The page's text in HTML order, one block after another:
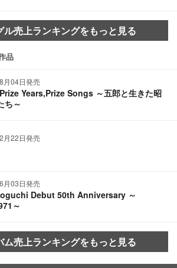
ル売上ランキングをもっと見る
品
月04日発売
Years,Prize Songs ～五郎と生きた昭
ち～
月22日発売
月03日発売
Debut 50th Anniversary ～
～
ム売上ランキングをもっと見る